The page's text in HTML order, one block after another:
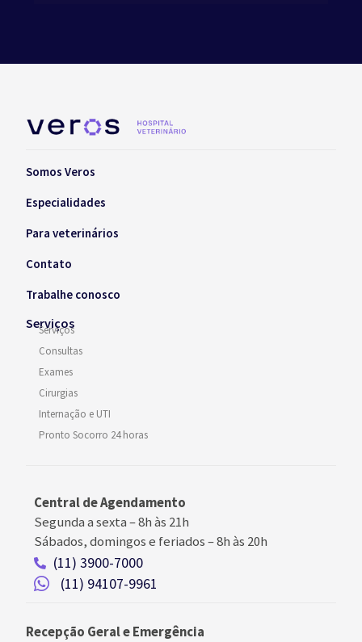
Somos Veros
Especialidades
Para veterinários
Contato
Trabalhe conosco
Serviços
Serviços
Consultas
Exames
Cirurgias
Internação e UTI
Pronto Socorro 24 horas
Central de Agendamento
Segunda a sexta –8h às 21h
Sábados, domingos e feriados–8h às 20h
(11) 3900-7000
(11) 94107-9961
Recepção Geral e Emergência